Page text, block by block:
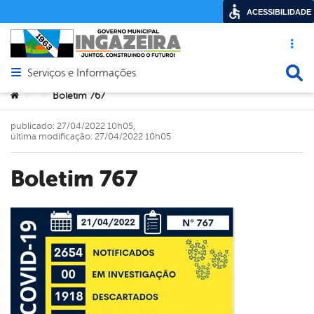
Acesso
Abrir menu principal de navegação
Serviços e Informações
Você está aqui:
> > Boletim 767
Boletim 767
publicado: 27/04/2022 10h05,
última modificação: 27/04/2022 10h05
ACESSIBILIDADE